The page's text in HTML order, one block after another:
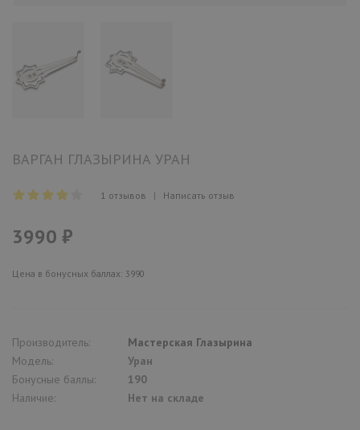
ВАРГАН ГЛАЗЫРИНА УРАН
1 отзывов | Написать отзыв
3990 ₽
Цена в бонусных баллах: 3990
Производитель:
Мастерская Глазырина
Модель:
Уран
Бонусные баллы:
190
Наличие:
Нет на складе